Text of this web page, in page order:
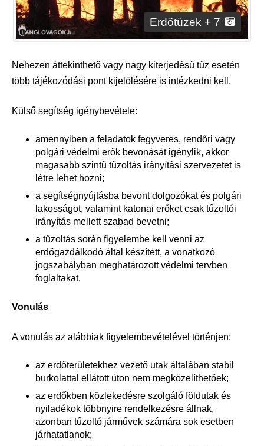
Erdőtüzek + 7
Nehezen áttekinthető vagy nagy kiterjedésű tűz esetén
több tájékozódási pont kijelölésére is intézkedni kell.
Külső segítség igénybevétele:
amennyiben a feladatok fegyveres, rendőri vagy
polgári védelmi erők bevonását igénylik, akkor
magasabb szintű tűzoltás irányítási szervezetet is
létre lehet hozni;
a segítségnyújtásba bevont dolgozókat és polgári
lakosságot, valamint katonai erőket csak tűzoltói
irányítás mellett szabad bevetni;
a tűzoltás során figyelembe kell venni az
erdőgazdálkodó által készített, a vonatkozó
jogszabályban meghatározott védelmi tervben
foglaltakat.
Vonulás
A vonulás az alábbiak figyelembevételével történjen:
az erdőterületekhez vezető utak általában stabil
burkolattal ellátott úton nem megközelíthetőek;
az erdőkben közlekedésre szolgáló földutak és
nyiladékok többnyire rendelkezésre állnak,
azonban tűzoltó járművek számára sok esetben
járhatatlanok;